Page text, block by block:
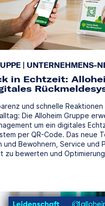
UNTERNEHMENS-
in Echtzeit:
und schnelle Reaktionen
Die Alloheim Gruppe
um ein digitales
per QR-Code. Das neue
und Bewohnern, Service und
zu bewerten und